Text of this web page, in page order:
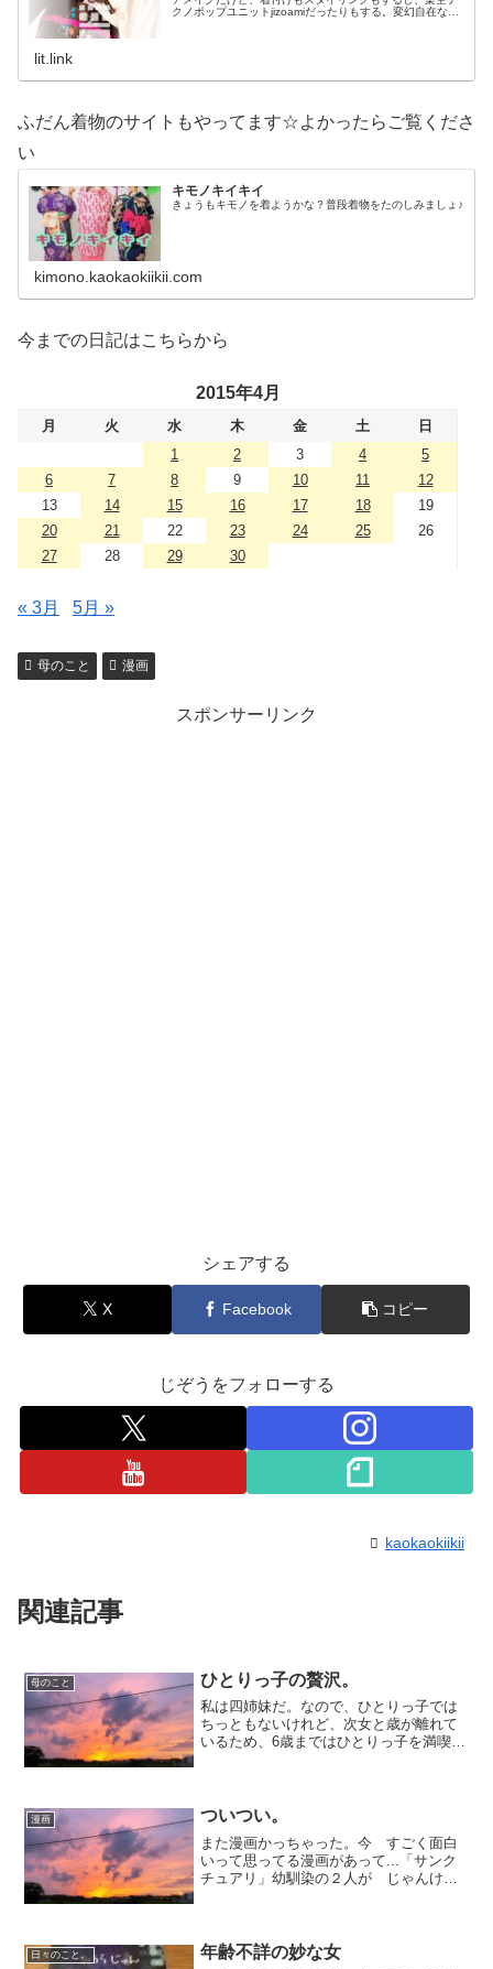
クノポップユニットjizoamiだったりもする。変幻自在なた
lit.link
ふだん着物のサイトもやってます☆よかったらご覧くださ
い
キモノキイキイ
きょうもキモノを着ようかな？普段着物をたのしみましょ♪
kimono.kaokaokiikii.com
今までの日記はこちらから
2015年4月
月 火 水 木 金 土
日
1
2 3 4
5
6
7 8 9 10 11
12
13
14 15 16 17 18
19
20
21 22 23 24 25
26
27
28 29 30
« 3月 5月 »
母のこと 漫画
スポンサーリンク
シェアする
X Facebook コピー
じぞうをフォローする
kaokaokiikii
関連記事
母のこと ひとりっ子の贅沢。
私は四姉妹だ。なので、ひとりっ子では
ちっともないけれど、次女と歳が離れて
いるため、6歳まではひとりっ子を満喫し
しばしばあった。漫...
漫画 ついつい。
また漫画かっちゃった。今 すごく面白
いって思ってる漫画があって...「サンク
チュアリ」幼馴染の２人が じゃんけん
はひとんちでよんだや...
日々のこと。 年齢不詳の妙な女